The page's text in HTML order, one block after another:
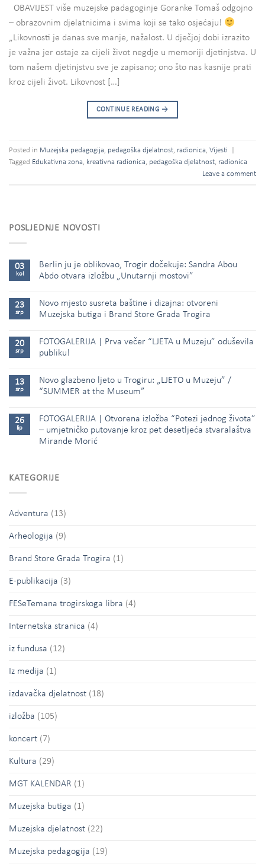
OBAVIJEST više muzejske padagoginje Goranke Tomaš odgojno
– obrazovnim djelatnicima i svima koji se tako osjećaju!
„Likovnosti je danas sve manje, nažalost. U dječjoj dobi izrazito
je važna jer ostaje za cijeli život negdje u memoriji djetinjstva. U
tom našem djetinjstvu sve je zapisano; ono što nas kasnije prati
kroz cijeli život. Likovnost […]
CONTINUE READING →
Posted in Muzejska pedagogija pedagoška djelatnost radionica Vijesti
Tagged Edukativna zona kreativna radionica pedagoška djelatnost radionica
Leave a comment
POSLJEDNJE NOVOSTI
03
kol
Berlin ju je oblikovao, Trogir dočekuje: Sandra Abou
Abdo otvara izložbu „Unutarnji mostovi”
23
srp
Novo mjesto susreta baštine i dizajna: otvoreni
Muzejska butiga i Brand Store Grada Trogira
20
srp
FOTOGALERIJA | Prva večer “LJETA u Muzeju” oduševila
publiku!
13
srp
Novo glazbeno ljeto u Trogiru: „LJETO u Muzeju” /
“SUMMER at the Museum”
26
lip
FOTOGALERIJA | Otvorena izložba “Potezi jednog života”
– umjetničko putovanje kroz pet desetljeća stvaralaštva
Mirande Morić
KATEGORIJE
Adventura (13)
Arheologija (9)
Brand Store Grada Trogira (1)
E-publikacija (3)
FESeTemana trogirskoga libra (4)
Internetska stranica (4)
iz fundusa (12)
Iz medija (1)
izdavačka djelatnost (18)
izložba (105)
koncert (7)
Kultura (29)
MGT KALENDAR (1)
Muzejska butiga (1)
Muzejska djelatnost (22)
Muzejska pedagogija (19)